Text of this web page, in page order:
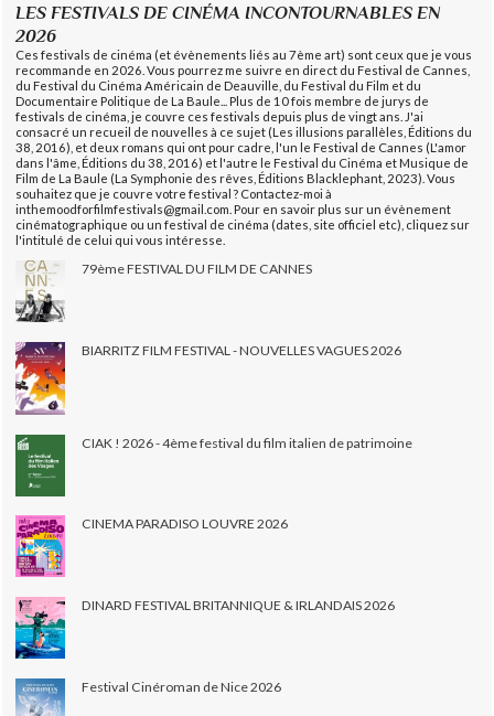
LES FESTIVALS DE CINÉMA INCONTOURNABLES EN
2026
Ces festivals de cinéma (et évènements liés au 7ème art) sont ceux que je vous
recommande en 2026. Vous pourrez me suivre en direct du Festival de Cannes,
du Festival du Cinéma Américain de Deauville, du Festival du Film et du
Documentaire Politique de La Baule... Plus de 10 fois membre de jurys de
festivals de cinéma, je couvre ces festivals depuis plus de vingt ans. J'ai
consacré un recueil de nouvelles à ce sujet (Les illusions parallèles, Éditions du
38, 2016), et deux romans qui ont pour cadre, l'un le Festival de Cannes (L'amor
dans l'âme, Éditions du 38, 2016) et l'autre le Festival du Cinéma et Musique de
Film de La Baule (La Symphonie des rêves, Éditions Blacklephant, 2023). Vous
souhaitez que je couvre votre festival ? Contactez-moi à
inthemoodforfilmfestivals@gmail.com. Pour en savoir plus sur un évènement
cinématographique ou un festival de cinéma (dates, site officiel etc), cliquez sur
l'intitulé de celui qui vous intéresse.
79ème FESTIVAL DU FILM DE CANNES
BIARRITZ FILM FESTIVAL - NOUVELLES VAGUES 2026
CIAK ! 2026 - 4ème festival du film italien de patrimoine
CINEMA PARADISO LOUVRE 2026
DINARD FESTIVAL BRITANNIQUE & IRLANDAIS 2026
Festival Cinéroman de Nice 2026